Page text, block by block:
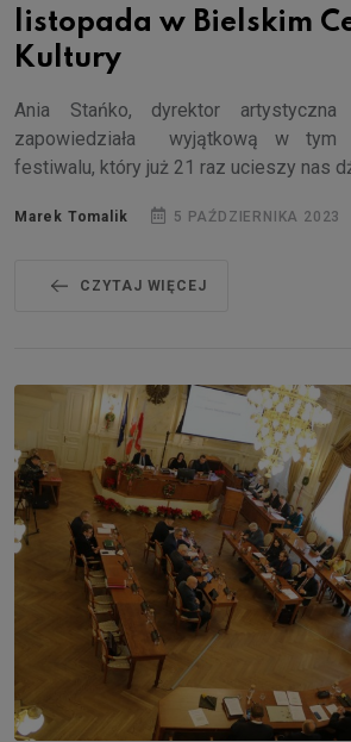
listopada w Bielskim
Kultury
Ania Stańko, dyrektor
zapowiedziała wyjątkową w tym
festiwalu, który już 21 raz ucieszy nas
Marek Tomalik 5 PAŹDZIERNIKA 2023
CZYTAJ WIĘCEJ